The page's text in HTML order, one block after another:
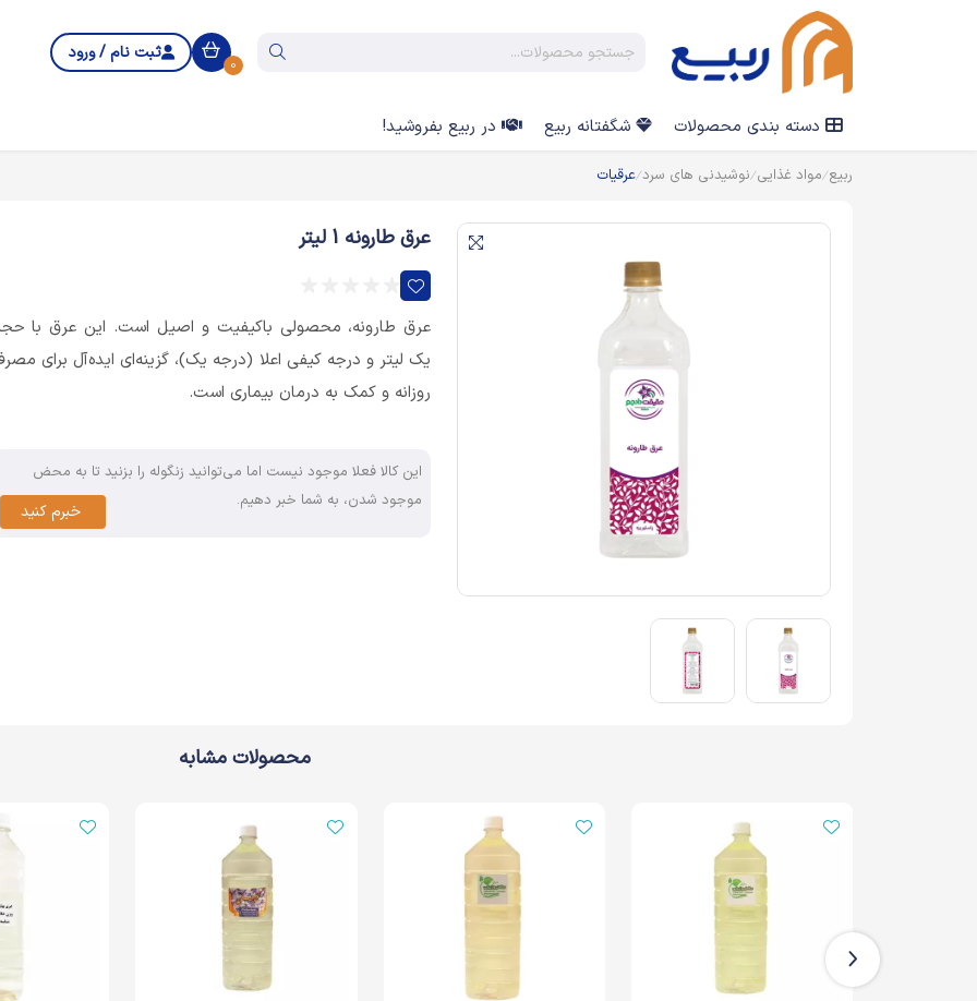
0
ثبت نام / ورود
دسته بندی محصولات شگفتانه ربیع در ربیع بفروشید!
ربیع مواد غذایی نوشیدنی های سرد عرقیات
عرق طارونه 1 لیتر
عرق طارونه، محصولی باکیفیت و اصیل است. این عرق با
یک لیتر و درجه کیفی اعلا (درجه یک)، گزینه‌ای ایده‌آل برای
روزانه و کمک به درمان بیماری است.
این کالا فعلا موجود نیست اما می‌توانید زنگوله را بزنید تا به محض
موجود شدن، به شما خبر دهیم.
خبرم کنید
محصولات مشابه